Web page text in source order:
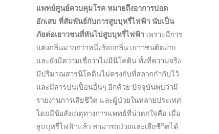
แพทย์ศูนย์ควบคุมโรค หมายถึงอาการปอด
อักเสบ ที่สัมพันธ์กับการสูบบุหรี่ไฟฟ้า นับเป็น
ภัยต่อเยาวชนที่หันไปสูบบุหรี่ไฟฟ้า เพราะมีการ
แต่งกลิ่นมากกว่าหนึ่งร้อยกลิ่น เยาวชนติดง่าย
และยังมีความเชื่อว่าไม่มีนิโคติน ทั้งที่ความจริง
มีปริมาณสารนิโคตินไม่ตรงกับที่สลากกำกับไว้
และมีสารปนเปื้อนอื่นๆ อีกด้วย ปัจจุบันพบว่ามี
รายงานการเสียชีวิต และผู้ป่วยในหลายประเทศ
โดยมีข้อสังเกตุทางการแพทย์ที่น่าตกใจคือ เมื่อ
สูบบุหรี่ไฟฟ้าแล้ว สามารถป่วยและเสียชีวิตได้